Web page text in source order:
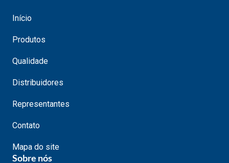
Início
Produtos
Qualidade
Distribuidores
Representantes
Contato
Mapa do site
Sobre nós